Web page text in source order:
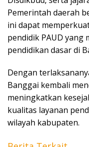
Pemerintah daerah
ini dapat
pendidik PAUD yang
pendidikan dasar di
Dengan
Banggai kembali
meningkatkan
kualitas layanan
wilayah kabupaten.